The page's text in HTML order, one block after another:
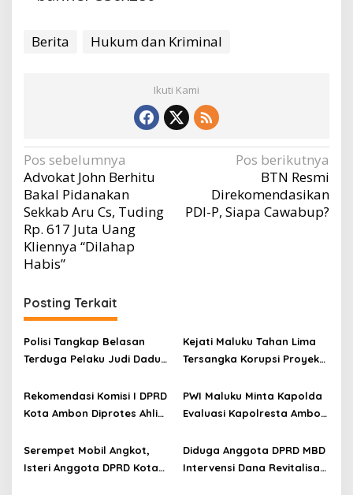
Berita Hukum dan Kriminal
Ikuti Kami
Navigasi
pos
Pos sebelumnya
Advokat John Berhitu
Bakal Pidanakan
Sekkab Aru Cs, Tuding
Rp. 617 Juta Uang
Kliennya “Dilahap
Habis”
Pos berikutnya
BTN Resmi
Direkomendasikan
PDI-P, Siapa Cawabup?
Posting Terkait
Polisi Tangkap Belasan
Terduga Pelaku Judi Dadu
Setoran Rp5 Juta dan
Selisih Barang Bukti
Kejati Maluku Tahan Lima
Tersangka Korupsi Proyek
Miliar
Rekomendasi Komisi I DPRD
Kota Ambon Diprotes Ahli
Barbara Alfons: Itu Palsu?
PWI Maluku Minta Kapolda
Evaluasi Kapolresta Ambon
Heluth, Said Sotta: Bila
Perlu Copot Kasatreskrim
Serempet Mobil Angkot,
Isteri Anggota DPRD Kota
Diduga Anggota DPRD MBD
Intervensi Dana Revitalisasi